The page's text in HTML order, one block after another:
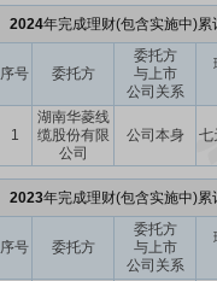
2024年完成理财(包含实施中)
序号 委托方
委托方
与上市
公司关系
1
湖南华菱线
缆股份有限
公司
公司本身 七
2023年完成理财(包含实施中)
序号 委托方
委托方
与上市
公司关系